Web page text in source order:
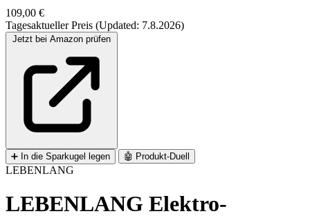
109,00 €
Tagesaktueller Preis (Updated: 7.8.2026)
➕ In die Sparkugel legen 🤖 Produkt-Duell
LEBENLANG
LEBENLANG Elektro-